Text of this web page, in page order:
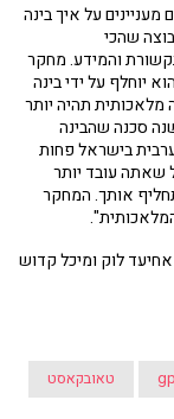
על איך בינה
שהכי
והמידע. מחקר
יוחלף על ידי בינה
מלאכותית תהיה יותר
סכנה שהבינה
בישראל פחות
שאתה עובד יותר
אותך. המחקר
לוק ומיכל קדוש
טאובקאסט